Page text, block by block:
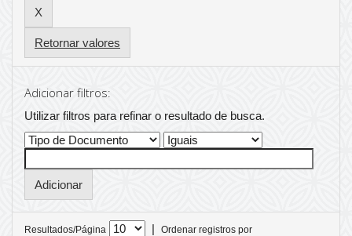
Retornar valores
Adicionar filtros:
Utilizar filtros para refinar o resultado de busca.
Resultados/Página |
Ordenar registros por